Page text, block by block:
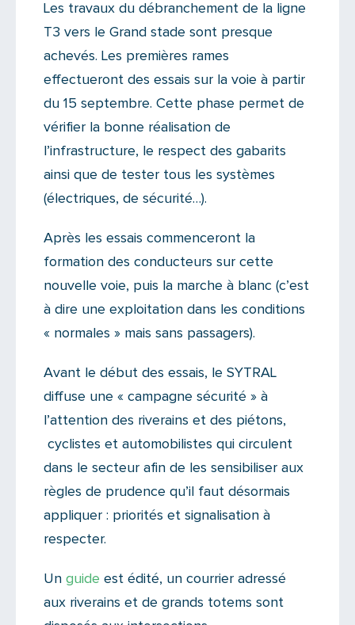
Il y a un commentaire sur cet article
Ajoutez le vôtre
Les travaux du débranchement de la ligne
T3 vers le Grand stade sont presque
achevés. Les premières rames
effectueront des essais sur la voie à partir
du 15 septembre. Cette phase permet de
vérifier la bonne réalisation de
l’infrastructure, le respect des gabarits
ainsi que de tester tous les systèmes
(électriques, de sécurité…).
Après les essais commenceront la
formation des conducteurs sur cette
nouvelle voie, puis la marche à blanc (c’est
à dire une exploitation dans les conditions
« normales » mais sans passagers).
Avant le début des essais, le SYTRAL
diffuse une « campagne sécurité » à
l’attention des riverains et des piétons,
cyclistes et automobilistes qui circulent
dans le secteur afin de les sensibiliser aux
règles de prudence qu’il faut désormais
appliquer : priorités et signalisation à
respecter.
Un guide est édité, un courrier adressé
aux riverains et de grands totems sont